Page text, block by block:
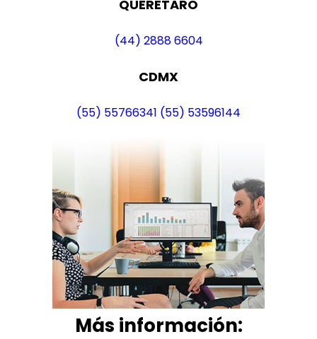
QUERETARO
(44) 2888 6604
CDMX
(55) 55766341 (55) 53596144
Más información: